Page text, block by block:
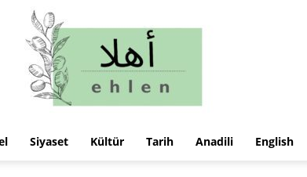
Siyaset Kültür Tarih Anadili English